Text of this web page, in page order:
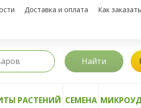
Доставка и оплата Как заказать
Найти
РАСТЕНИЙ СЕМЕНА